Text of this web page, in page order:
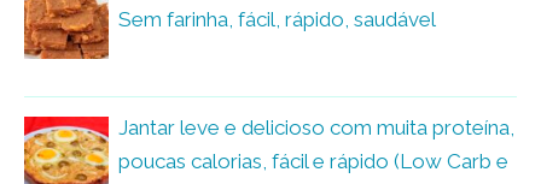
Sem farinha, fácil, rápido, saudável
Jantar leve e delicioso com muita proteína,
poucas calorias, fácil e rápido (Low Carb e